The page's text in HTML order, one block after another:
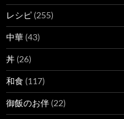
レシピ (255)
中華 (43)
丼 (26)
和食 (117)
御飯のお伴 (22)